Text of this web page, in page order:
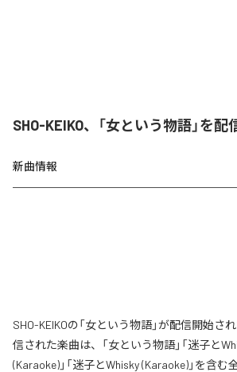
SHO-KEIKO、「女という物語」を配
新曲情報
SHO-KEIKOの「女という物語」が配信開始さ
信された楽曲は、「女という物語」「迷子と
(Karaoke)」「迷子とWhisky (Karaoke)」を含む